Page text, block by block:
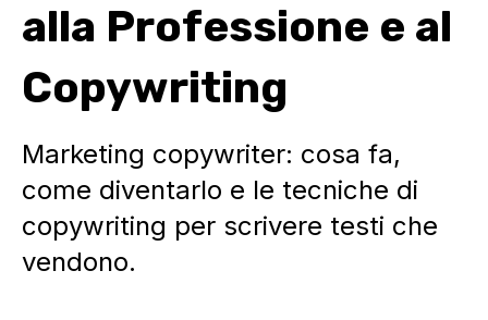
alla Professione e al
Copywriting
Marketing copywriter: cosa fa,
come diventarlo e le tecniche di
copywriting per scrivere testi che
vendono.